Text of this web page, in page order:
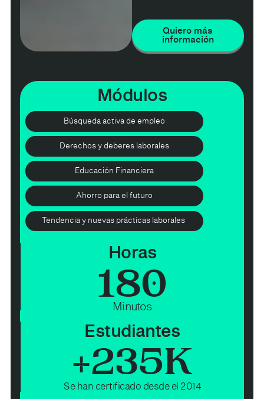
Quiero más
información
Módulos
Búsqueda activa de empleo
Derechos y deberes laborales
Educación Financiera
Ahorro para el futuro
Tendencia y nuevas prácticas laborales
Horas
Minutos
180
Estudiantes
Se han certificado desde el 2014
+235K